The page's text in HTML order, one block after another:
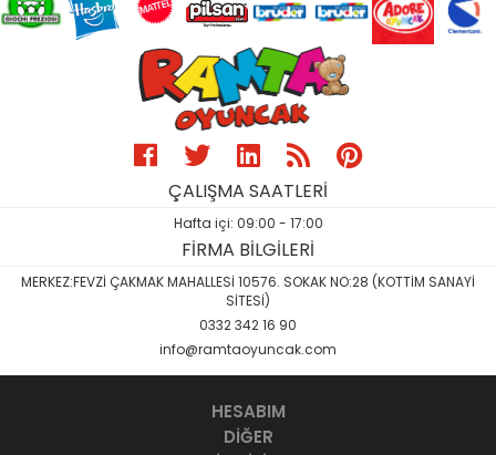
ÇALIŞMA SAATLERİ
Hafta içi: 09:00 - 17:00
FİRMA BİLGİLERİ
MERKEZ:FEVZİ ÇAKMAK MAHALLESİ 10576. SOKAK NO:28 (KOTTİM SANAYİ
SİTESİ)
0332 342 16 90
info@ramtaoyuncak.com
HESABIM
DİĞER